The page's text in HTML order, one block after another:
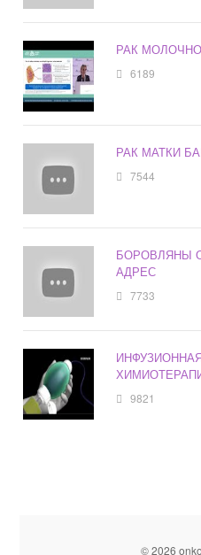
РАК
6189
РАК МАТКИ
7544
БОРОВЛЯНЫ
АДРЕС
7733
9821
© 2026